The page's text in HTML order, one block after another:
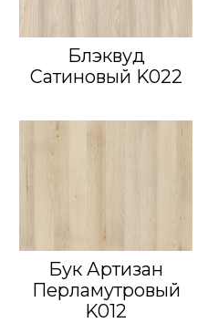
Блэквуд
Сатиновый K022
Бук Артизан
Перламутровый
K012